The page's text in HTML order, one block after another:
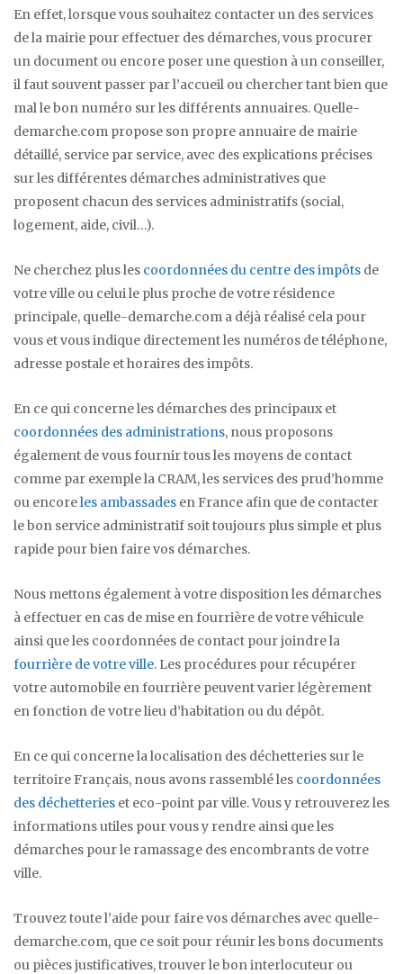
En effet, lorsque vous souhaitez contacter un des services
de la mairie pour effectuer des démarches, vous procurer
un document ou encore poser une question à un conseiller,
il faut souvent passer par l’accueil ou chercher tant bien que
mal le bon numéro sur les différents annuaires. Quelle-
demarche.com propose son propre annuaire de mairie
détaillé, service par service, avec des explications précises
sur les différentes démarches administratives que
proposent chacun des services administratifs (social,
logement, aide, civil…).
Ne cherchez plus les coordonnées du centre des impôts de
votre ville ou celui le plus proche de votre résidence
principale, quelle-demarche.com a déjà réalisé cela pour
vous et vous indique directement les numéros de téléphone,
adresse postale et horaires des impôts.
En ce qui concerne les démarches des principaux et
coordonnées des administrations, nous proposons
également de vous fournir tous les moyens de contact
comme par exemple la CRAM, les services des prud’homme
ou encoreles ambassades en France afin que de contacter
le bon service administratif soit toujours plus simple et plus
rapide pour bien faire vos démarches.
Nous mettons également à votre disposition les démarches
à effectuer en cas de mise en fourrière de votre véhicule
ainsi que les coordonnées de contact pour joindre la
fourrière de votre ville. Les procédures pour récupérer
votre automobile en fourrière peuvent varier légèrement
en fonction de votre lieu d’habitation ou du dépôt.
En ce qui concerne la localisation des déchetteries sur le
territoire Français, nous avons rassemblé les coordonnées
des déchetteries et eco-point par ville. Vous y retrouverez les
informations utiles pour vous y rendre ainsi que les
démarches pour le ramassage des encombrants de votre
ville.
Trouvez toute l’aide pour faire vos démarches avec quelle-
demarche.com, que ce soit pour réunir les bons documents
ou pièces justificatives, trouver le bon interlocuteur ou